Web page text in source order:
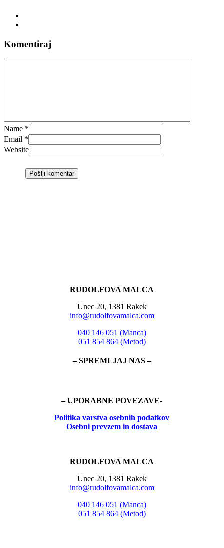
Komentiraj
Name *
Email *
Website
RUDOLFOVA MALCA
Unec 20, 1381 Rakek
info@rudolfovamalca.com
040 146 051 (Manca)
051 854 864 (Metod)
– SPREMLJAJ NAS –
– UPORABNE POVEZAVE-
Politika varstva osebnih podatkov
Osebni prevzem in dostava
RUDOLFOVA MALCA
Unec 20, 1381 Rakek
info@rudolfovamalca.com
040 146 051 (Manca)
051 854 864 (Metod)